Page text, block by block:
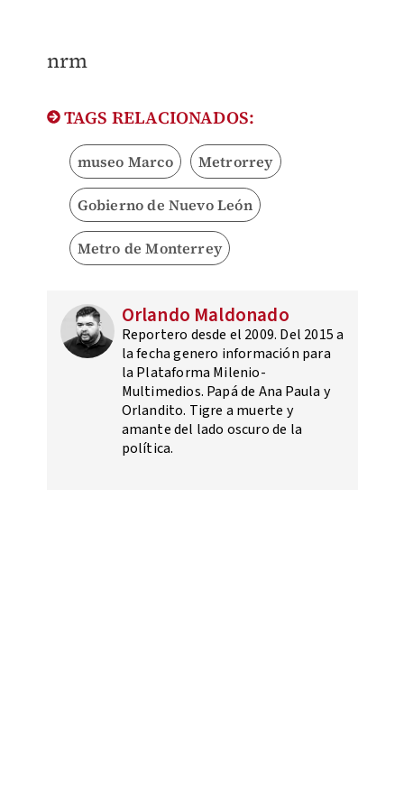
nrm
TAGS RELACIONADOS:
museo Marco Metrorrey
Gobierno de Nuevo León
Metro de Monterrey
Orlando Maldonado
Reportero desde el 2009. Del 2015 a
la fecha genero información para
la Plataforma Milenio-
Multimedios. Papá de Ana Paula y
Orlandito. Tigre a muerte y
amante del lado oscuro de la
política.